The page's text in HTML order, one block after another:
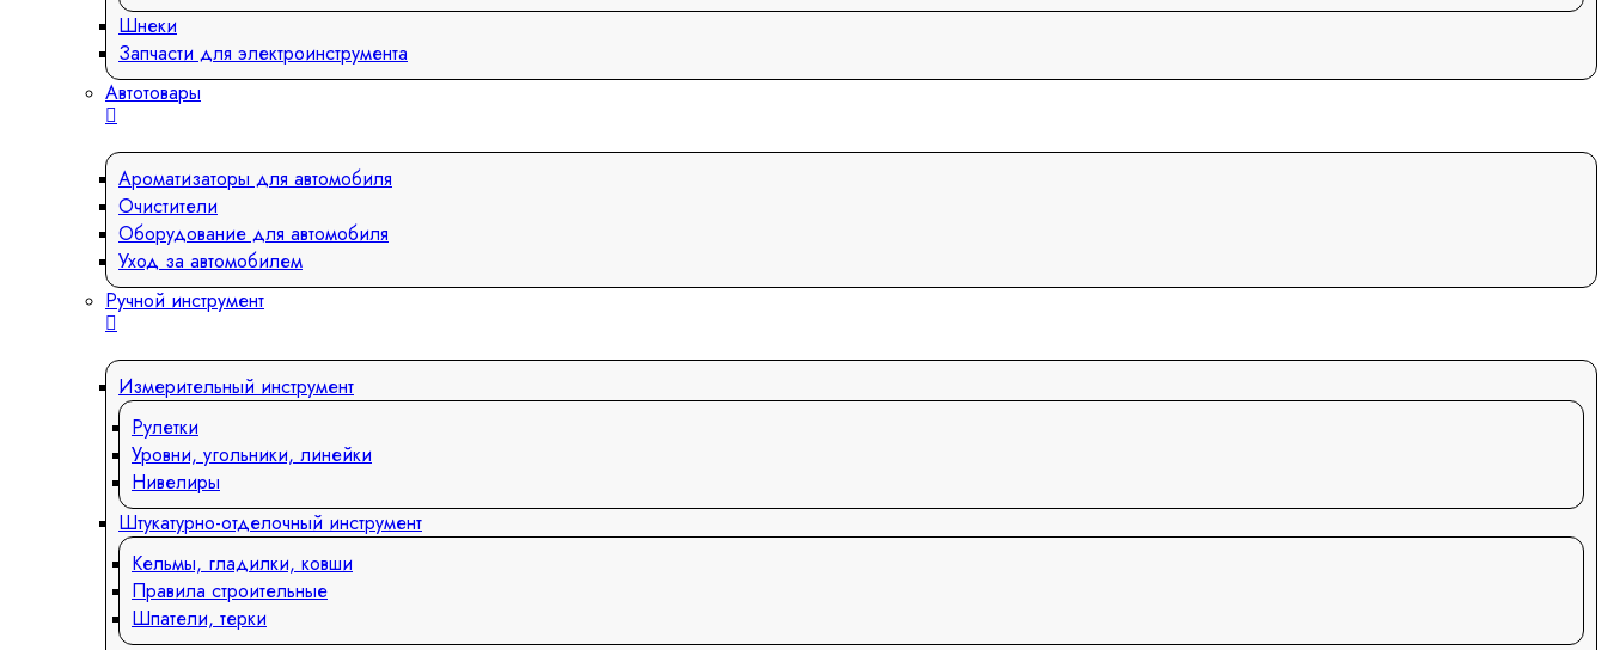
Шнеки
Запчасти для электроинструмента
Автотовары
Ароматизаторы для автомобиля
Очистители
Оборудование для автомобиля
Уход за автомобилем
Ручной инструмент
Измерительный инструмент
Рулетки
Уровни, угольники, линейки
Нивелиры
Штукатурно-отделочный инструмент
Кельмы, гладилки, ковши
Правила строительные
Шпатели, терки